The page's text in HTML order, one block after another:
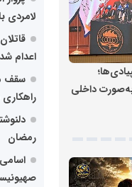
داخلی
مدیران نابغه
لامردی
اعدام
سقف
رمضان